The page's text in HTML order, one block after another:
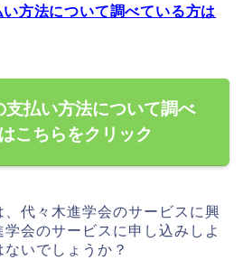
方法について調べている方は
支払い方法について調べ
こちらをクリック
代々木進学会のサービスに興
会のサービスに申し込みしよ
いでしょうか？